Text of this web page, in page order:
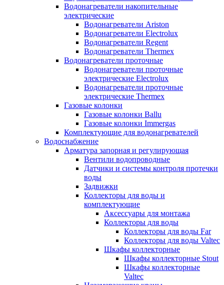
Водонагреватели накопительные
электрические
Водонагреватели Ariston
Водонагреватели Electrolux
Водонагреватели Regent
Водонагреватели Thermex
Водонагреватели проточные
Водонагреватели проточные
электрические Electrolux
Водонагреватели проточные
электрические Thermex
Газовые колонки
Газовые колонки Ballu
Газовые колонки Immergas
Комплектующие для водонагревателей
Водоснабжение
Арматура запорная и регулирующая
Вентили водопроводные
Датчики и системы контроля протечки
воды
Задвижки
Коллекторы для воды и
комплектующие
Аксессуары для монтажа
Коллекторы для воды
Коллекторы для воды Far
Коллекторы для воды Valtec
Шкафы коллекторные
Шкафы коллекторные Stout
Шкафы коллекторные
Valtec